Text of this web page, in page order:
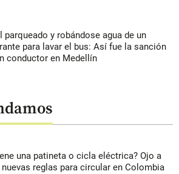
parqueado y robándose agua de un
para lavar el bus: Así fue la sanción
conductor en Medellín
una patineta o cicla eléctrica? Ojo a
nuevas reglas para circular en Colombia